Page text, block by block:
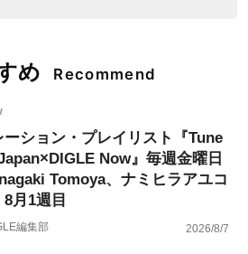
め Recommend
ーション・プレイリスト『Tune
Now』毎週金曜日
Tomoya、ナミヒラアユコ
月1週目
編集部 2026/8/7